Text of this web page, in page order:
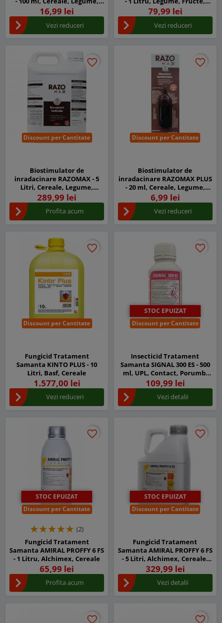
Fructe
16,99 lei
Vezi reduceri
Cereale, Porumb, Dezvolta
sistemul radicular
79,99 lei
Vezi reduceri
Discount per Cantitate
favorite_border
favorite_border
Biostimulator de
inradacinare RAZOMAX - 5
Litri, Cereale, Legume,
Fructe
289,99 lei
Profita acum
Discount per Cantitate
favorite_border
favorite_border
Biostimulator de
inradacinare RAZOMAX PLUS
- 20 ml, Cereale, Legume,
Fructe
6,99 lei
Vezi reduceri
Discount per Cantitate
favorite_border
favorite_border
Fungicid Tratament
Samanta KINTO PLUS - 10
Litri, Basf, Cereale
1.577,00 lei
Vezi reduceri
STOC EPUIZAT
Discount per Cantitate
favorite_border
favorite_border
Insecticid Tratament
Samanta SIGNAL 300 ES - 500
ml, UPL, Contact, Porumb,
Grau, Floarea soarelui,
Viermii sarma
109,99 lei
Vezi detalii
STOC EPUIZAT
Discount per Cantitate
favorite_border
favorite_border
(2)
Fungicid Tratament
Samanta AMIRAL PROFFY 6 FS
- 1 Litru, Alchimex, Cereale
65,99 lei
Profita acum
STOC EPUIZAT
Discount per Cantitate
favorite_border
favorite_border
Fungicid Tratament
Samanta AMIRAL PROFFY 6 FS
- 5 Litri, Alchimex, Cereale,
Tebuconazol 60 g/l
329,99 lei
Vezi detalii
favorite_border
favorite_border favorite_border
favorite_border